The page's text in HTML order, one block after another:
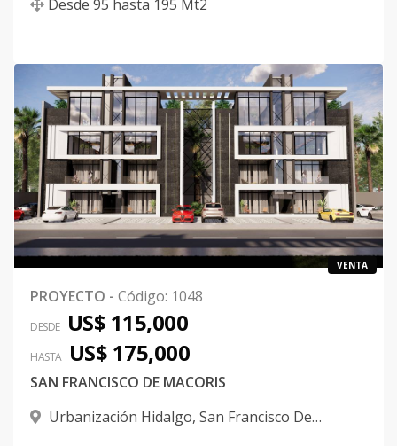
Desde 95 hasta 195 Mt2
VENTA
PROYECTO - Código: 1048
DESDE US$ 115,000
HASTA US$ 175,000
SAN FRANCISCO DE MACORIS
Urbanización Hidalgo, San Francisco De